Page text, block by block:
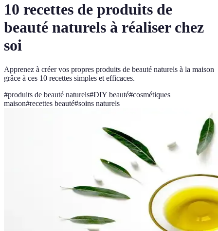
10 recettes de produits de
beauté naturels à réaliser chez
soi
Apprenez à créer vos propres produits de beauté naturels à la maison
grâce à ces 10 recettes simples et efficaces.
#produits de beauté naturels#DIY beauté#cosmétiques
maison#recettes beauté#soins naturels